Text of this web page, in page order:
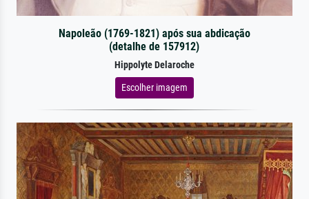
Napoleão (1769-1821) após sua abdicação
(detalhe de 157912)
Hippolyte Delaroche
Escolher imagem